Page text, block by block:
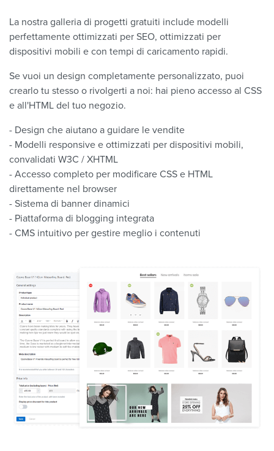
La nostra galleria di progetti gratuiti include modelli
perfettamente ottimizzati per SEO, ottimizzati per
dispositivi mobili e con tempi di caricamento rapidi.
Se vuoi un design completamente personalizzato, puoi
crearlo tu stesso o rivolgerti a noi: hai pieno accesso al CSS
e all'HTML del tuo negozio.
- Design che aiutano a guidare le vendite
- Modelli responsive e ottimizzati per dispositivi mobili,
convalidati W3C / XHTML
- Accesso completo per modificare CSS e HTML
direttamente nel browser
- Sistema di banner dinamici
- Piattaforma di blogging integrata
- CMS intuitivo per gestire meglio i contenuti